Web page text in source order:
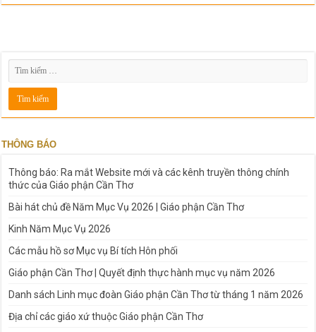
THÔNG BÁO
Thông báo: Ra mắt Website mới và các kênh truyền thông chính
thức của Giáo phận Cần Thơ
Bài hát chủ đề Năm Mục Vụ 2026 | Giáo phận Cần Thơ
Kinh Năm Mục Vụ 2026
Các mẫu hồ sơ Mục vụ Bí tích Hôn phối
Giáo phận Cần Thơ | Quyết định thực hành mục vụ năm 2026
Danh sách Linh mục đoàn Giáo phận Cần Thơ từ tháng 1 năm 2026
Địa chỉ các giáo xứ thuộc Giáo phận Cần Thơ